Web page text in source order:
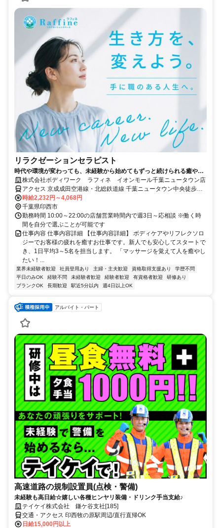
リラクゼーションセラピスト
時代や環境が変わっても、未経験から始めてもずっと続けられる癒やし
の仕事。手に職を身につけて、生き方を変えよう。
株式会社ボディワーク ラフィネ イオンモール千葉ニュータウン店
アクセス 京成成田空港線・北総鉄道線 千葉ニュータウン中央徒歩約8
分、京成成田空港線・北総鉄道線 小室北口徒歩約49分、京成成田空
港線・北総鉄道線 印西牧の原北口徒歩約70分 最寄駅：千葉ニュータ
ウン駅
時給2,232円～4,068円
千葉県印西市
勤務時間 10:00～22:00の店舗営業時間内で週3日～応相談 ※働く時
間を自分で選ぶことが可能です
仕事内容 仕事内容詳細 【仕事内容詳細】 ボディケアやリフレクソロ
ジーでお客様の疲れを癒すお仕事です。新人でも安心してスタートで
き、1日平均3～5名を担当します。 「マッサージを覚えて人を癒やし
たい！...
業界未経験者歓迎 社員登用あり 主婦・主夫歓迎 資格取得支援あり
学歴不問
平日のみOK
経験不問 未経験者歓迎 経験者歓迎 有資格者歓迎
研修あり
ブランクOK
長期歓迎 駅近5分以内 週4日以上OK
アルバイト・パート
高速道路の規制設置員(点検・警備)
未経験も高日給☆嬉しい各種ヒンヤリ装備・ドリンク手当支給♪
テイケイ株式会社 鎌ケ谷支社[185]
交通・アクセス 印西牧の原駅周辺/直行直帰OK
日給15,000円以上